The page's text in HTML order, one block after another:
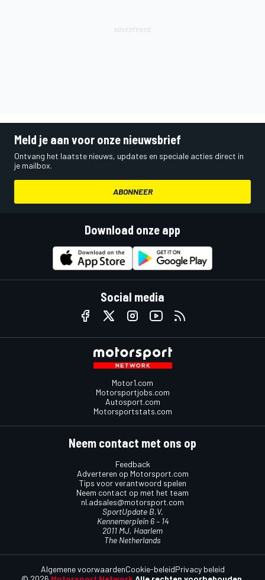
Meld je aan voor onze nieuwsbrief
Ontvang het laatste nieuws, updates en speciale acties direct in
je mailbox.
ABONNEER
Download onze app
Social media
Motor1.com
Motorsportjobs.com
Autosport.com
Motorsportstats.com
Neem contact met ons op
Feedback
Adverteren op Motorsport.com
Tips voor verantwoord spelen
Neem contact op met het team
nl.adsales@motorsport.com
SportUpdate B.V.
Kennemerplein 6 – 14
2011 MJ, Haarlem
The Netherlands
Algemene voorwaardenCookie-beleidPrivacy beleid